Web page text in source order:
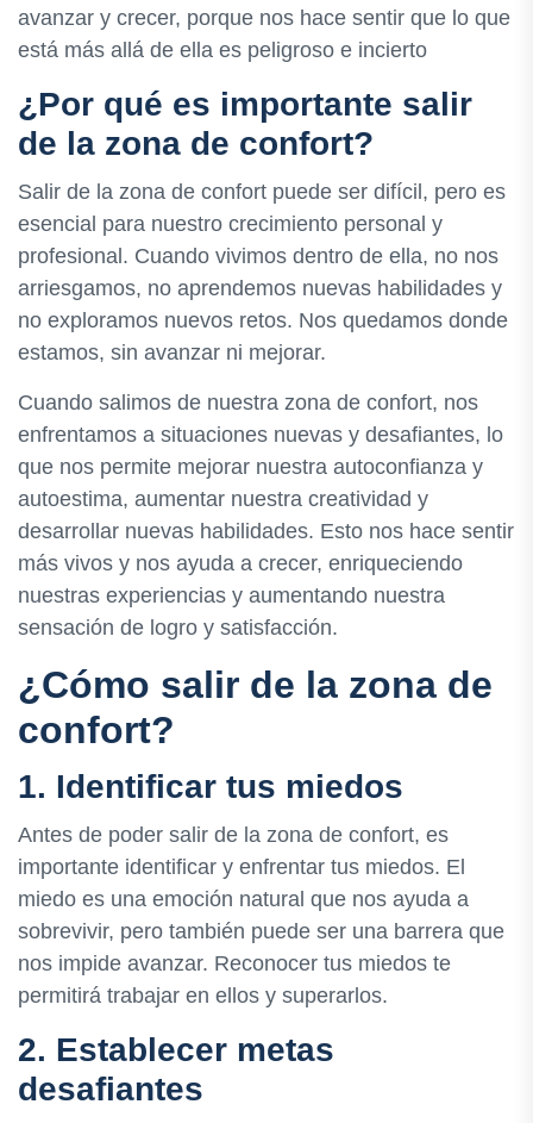
avanzar y crecer, porque nos hace sentir que lo que
está más allá de ella es peligroso e incierto
¿Por qué es importante salir
de la zona de confort?
Salir de la zona de confort puede ser difícil, pero es
esencial para nuestro crecimiento personal y
profesional. Cuando vivimos dentro de ella, no nos
arriesgamos, no aprendemos nuevas habilidades y
no exploramos nuevos retos. Nos quedamos donde
estamos, sin avanzar ni mejorar.
Cuando salimos de nuestra zona de confort, nos
enfrentamos a situaciones nuevas y desafiantes, lo
que nos permite mejorar nuestra autoconfianza y
autoestima, aumentar nuestra creatividad y
desarrollar nuevas habilidades. Esto nos hace sentir
más vivos y nos ayuda a crecer, enriqueciendo
nuestras experiencias y aumentando nuestra
sensación de logro y satisfacción.
¿Cómo salir de la zona de
confort?
1. Identificar tus miedos
Antes de poder salir de la zona de confort, es
importante identificar y enfrentar tus miedos. El
miedo es una emoción natural que nos ayuda a
sobrevivir, pero también puede ser una barrera que
nos impide avanzar. Reconocer tus miedos te
permitirá trabajar en ellos y superarlos.
2. Establecer metas
desafiantes